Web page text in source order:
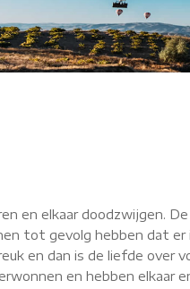
en elkaar doodzwijgen.
tot gevolg hebben dat er
en dan is de liefde over
en hebben elkaar